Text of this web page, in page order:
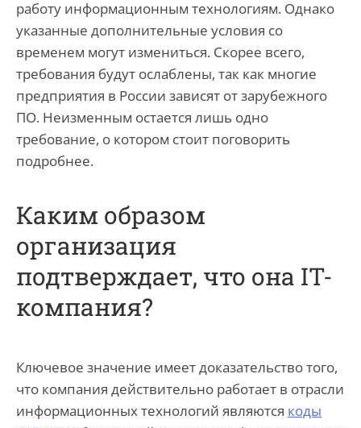
работу информационным технологиям. Однако
указанные дополнительные условия со
временем могут измениться. Скорее всего,
требования будут ослаблены, так как многие
предприятия в России зависят от зарубежного
ПО. Неизменным остается лишь одно
требование, о котором стоит поговорить
подробнее.
Каким образом
организация
подтверждает, что она IT-
компания?
Ключевое значение имеет доказательство того,
что компания действительно работает в отрасли
информационных технологий являются коды